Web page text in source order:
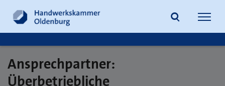
Suche
Ansprechpartner:
Überbetriebliche